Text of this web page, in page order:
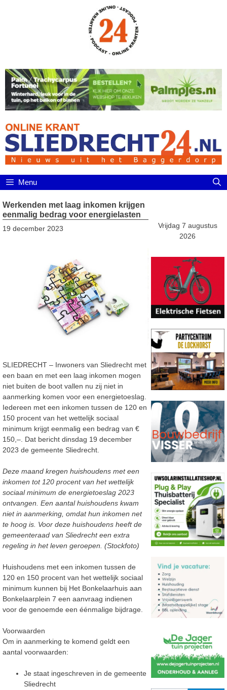
Menu
Werkenden met laag inkomen krijgen
eenmalig bedrag voor energielasten
19 december 2023
SLIEDRECHT – Inwoners van Sliedrecht met
een baan en met een laag inkomen mogen
niet buiten de boot vallen nu zij niet in
aanmerking komen voor een energietoeslag.
Iedereen met een inkomen tussen de 120 en
150 procent van het wettelijk sociaal
minimum krijgt eenmalig een bedrag van €
150,–. Dat bericht dinsdag 19 december
2023 de gemeente Sliedrecht.
Deze maand kregen huishoudens met een
inkomen tot 120 procent van het wettelijk
sociaal minimum de energietoeslag 2023
ontvangen. Een aantal huishoudens kwam
niet in aanmerking, omdat hun inkomen net
te hoog is. Voor deze huishoudens heeft de
gemeenteraad van Sliedrecht een extra
regeling in het leven geroepen. (Stockfoto)
Huishoudens met een inkomen tussen de
120 en 150 procent van het wettelijk sociaal
minimum kunnen bij Het Bonkelaarhuis aan
Bonkelaarplein 7 een aanvraag indienen
voor de genoemde een éénmalige bijdrage.
Voorwaarden
Om in aanmerking te komend geldt een
aantal voorwaarden:
Je staat ingeschreven in de gemeente
Sliedrecht
Vrijdag 7 augustus
2026